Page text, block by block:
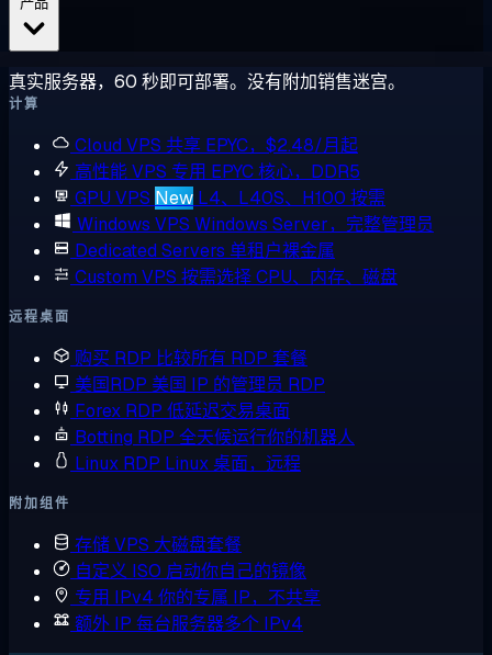
真实服务器，60 秒即可部署。没有附加销售迷宫。
计算
Cloud VPS 共享 EPYC，$2.48/月起
高性能 VPS 专用 EPYC 核心，DDR5
GPU VPS New L4、L40S、H100 按需
Windows VPS Windows Server，完整管理员
Dedicated Servers 单租户裸金属
Custom VPS 按需选择 CPU、内存、磁盘
远程桌面
购买 RDP 比较所有 RDP 套餐
美国RDP 美国 IP 的管理员 RDP
Forex RDP 低延迟交易桌面
Botting RDP 全天候运行你的机器人
Linux RDP Linux 桌面，远程
附加组件
存储 VPS 大磁盘套餐
自定义 ISO 启动你自己的镜像
专用 IPv4 你的专属 IP，不共享
额外 IP 每台服务器多个 IPv4